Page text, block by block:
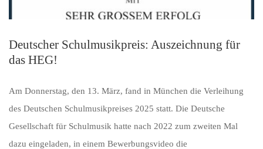
Deutscher Schulmusikpreis: Auszeichnung für
das HEG!
Am Donnerstag, den 13. März, fand in München die Verleihung
des Deutschen Schulmusikpreises 2025 statt. Die Deutsche
Gesellschaft für Schulmusik hatte nach 2022 zum zweiten Mal
dazu eingeladen, in einem Bewerbungsvideo die